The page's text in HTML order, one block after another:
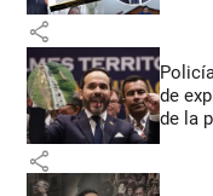
share
de
de la
share